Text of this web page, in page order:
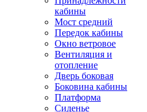
кабины
Мост средний
Передок кабины
Окно ветровое
Вентиляция и
отопление
Дверь боковая
Боковина кабины
Платформа
Сиденье